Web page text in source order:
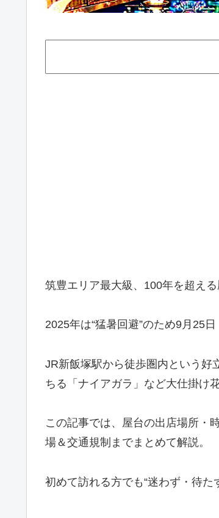
筑豊エリア最大級、100年を超え
2025年は“猛暑回避”のため9月25
JR新飯塚駅から徒歩圏内という好
ちる「ナイアガラ」など大仕掛け
この記事では、屋台の出店場所・
場＆交通規制までまとめて解説。
初めて訪れる方でも“迷わず・待た